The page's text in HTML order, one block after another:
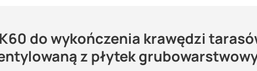
do wykończenia krawędzi
z płytek
profil okapowy K60?